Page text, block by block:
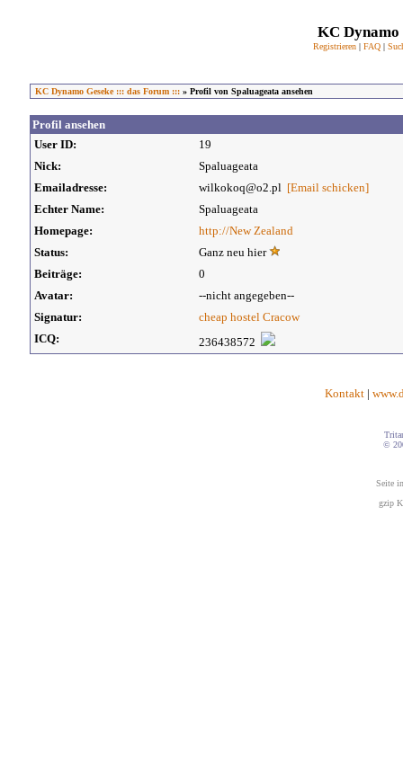
KC
Registrieren | FAQ |
KC Dynamo Geseke ::: das Forum :::» Profil von Spaluageata ansehen
Profil ansehen
User ID:
19
Nick:
Spaluageata
Emailadresse:
wilkokoq@o2.pl [Email schicken]
Echter Name:
Spaluageata
Homepage:
http://New Zealand
Status:
Ganz neu hier
Beiträge:
0
Avatar:
--nicht angegeben--
Signatur:
cheap hostel Cracow
ICQ:
236438572
Kontakt|
©
Seite
gzip